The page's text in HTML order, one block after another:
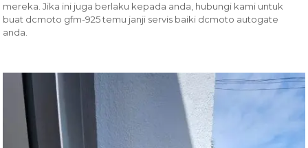
mereka. Jika ini juga berlaku kepada anda, hubungi kami untuk
buat dcmoto gfm-925 temu janji servis baiki dcmoto autogate
anda.